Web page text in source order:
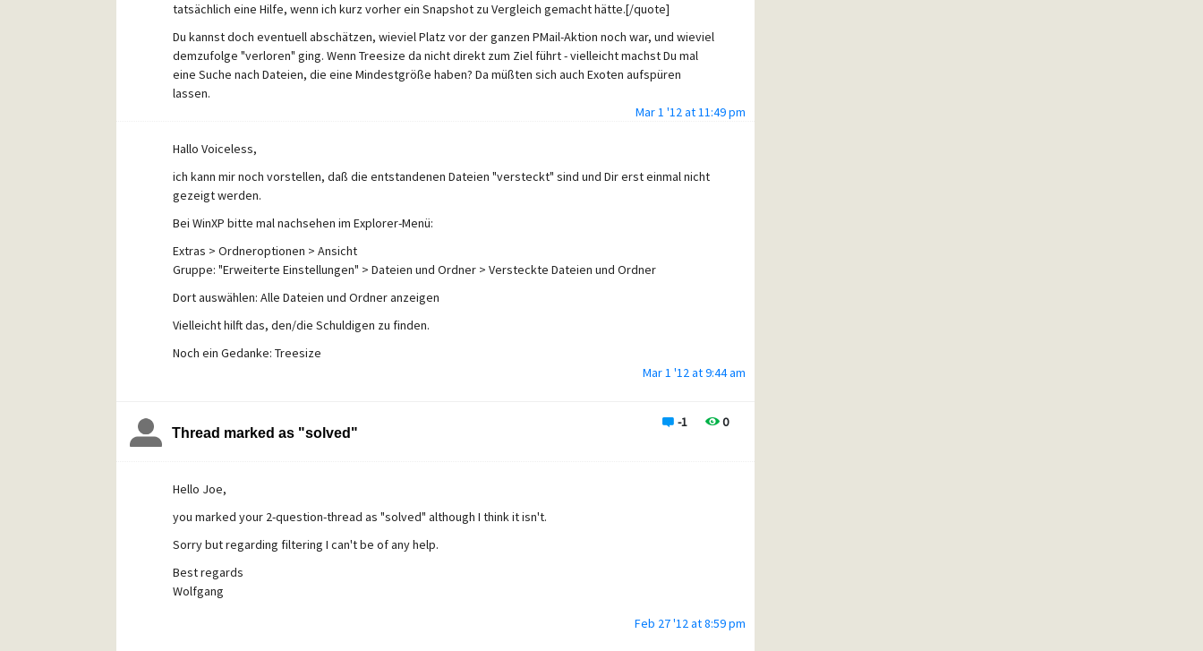
tatsächlich eine Hilfe, wenn ich kurz vorher ein Snapshot zu Vergleich gemacht hätte.[/quote]
Du kannst doch eventuell abschätzen, wieviel Platz vor der ganzen PMail-Aktion noch war, und wieviel
demzufolge "verloren" ging. Wenn Treesize da nicht direkt zum Ziel führt - vielleicht machst Du mal
eine Suche nach Dateien, die eine Mindestgröße haben? Da müßten sich auch Exoten aufspüren
lassen.
Dabei kann allerdings Windows selbst wieder Fußangeln haben, indem es seine Suche in der
andere Suchwerkzeuge oder eventuell ein Basteln an den Sucheinstellungen.
Viel Erfolg.
Wolfgang
Mar 1 '12 at 11:49 pm
Hallo Voiceless,
ich kann mir noch vorstellen, daß die entstandenen Dateien "versteckt" sind und Dir erst einmal nicht
gezeigt werden.
Bei WinXP bitte mal nachsehen im Explorer-Menü:
Extras > Ordneroptionen > Ansicht
Gruppe: "Erweiterte Einstellungen" > Dateien und Ordner > Versteckte Dateien und Ordner
Dort auswählen: Alle Dateien und Ordner anzeigen
Vielleicht hilft das, den/die Schuldigen zu finden.
Noch ein Gedanke: Treesize
Wolfgang
Mar 1 '12 at 9:44 am
-1 0
Thread marked as "solved"
Hello Joe,
you marked your 2-question-thread as "solved" although I think it isn't.
Sorry but regarding filtering I can't be of any help.
Best regards
Wolfgang
Feb 27 '12 at 8:59 pm